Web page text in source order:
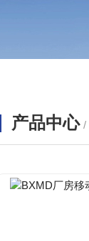
产品中心 /